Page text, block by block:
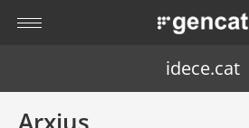
idece.cat